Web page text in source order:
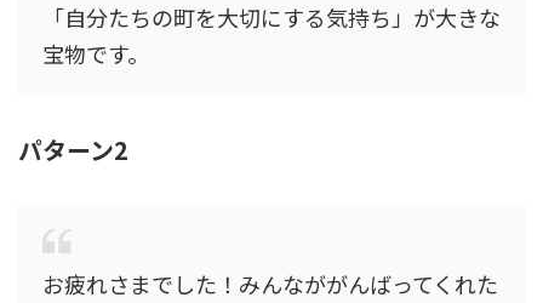
「自分たちの町を大切にする気持ち」が大きな
宝物です。
パターン2
お疲れさまでした！みんなががんばってくれた